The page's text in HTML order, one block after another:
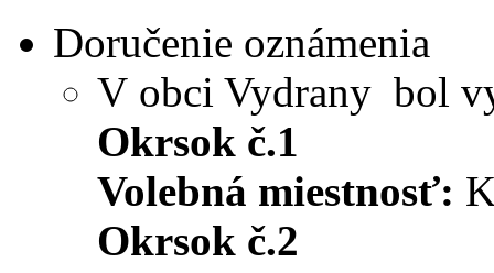
Doručenie oznámenia
V obci Vydrany bol
Okrsok č.1
Volebná miestnosť:
Okrsok č.2